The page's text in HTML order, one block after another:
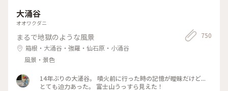
大涌谷
オオワクダニ
まるで地獄のような風景
箱根・大涌谷・強羅・仙石原・小涌谷
風景・景色
750
14年ぶりの大涌谷。 噴火前に行った時の記憶が曖昧だけど...
とても迫力あった。 富士山うっすら見えた！